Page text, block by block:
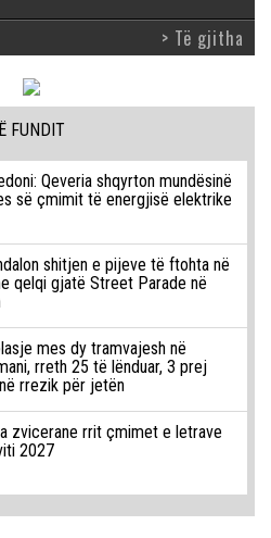
> Të gjitha
FUNDIT
Qeveria shqyrton mundësinë
së çmimit të energjisë elektrike
shitjen e pijeve të ftohta në
qelqi gjatë Street Parade në
mes dy tramvajesh në
rreth 25 të lënduar, 3 prej
rrezik për jetën
zvicerane rrit çmimet e letrave
2027